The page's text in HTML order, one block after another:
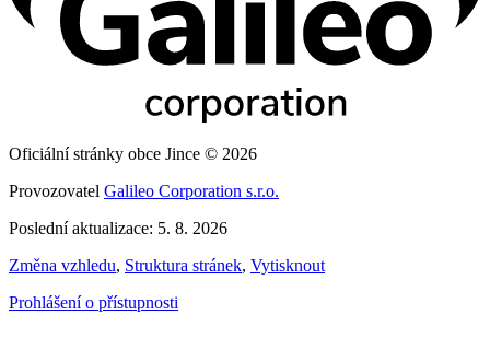
Oficiální stránky obce Jince © 2026
Provozovatel Galileo Corporation s.r.o.
Poslední aktualizace: 5. 8. 2026
Změna vzhledu, Struktura stránek, Vytisknout
Prohlášení o přístupnosti